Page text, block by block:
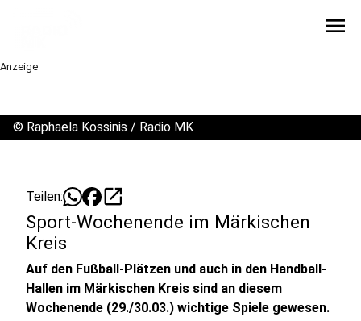
menu
Anzeige
© Raphaela Kossinis / Radio MK
Teilen: open_in_new
Sport-Wochenende im Märkischen
Kreis
Auf den Fußball-Plätzen und auch in den Handball-
Hallen im Märkischen Kreis sind an diesem
Wochenende (29./30.03.) wichtige Spiele gewesen.